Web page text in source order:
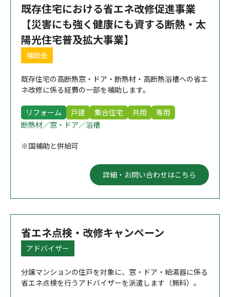
既存住宅における省エネ改修促進事業
【災害にも強く健康にも資する断熱・太
陽光住宅普及拡大事業】
補助金
既存住宅の高断熱窓・ドア・断熱材・高断熱浴槽への省エ
ネ改修に係る経費の一部を補助します。
リフォーム 戸建 集合住宅 共用
専用
断熱材／窓・ドア／浴槽
※国補助と併給可
詳細・お問い合わせはこちら
省エネ点検・改修キャンペーン
アドバイザー
分譲マンションの住戸を対象に、窓・ドア・給湯器に係る
省エネ点検を行うアドバイザーを派遣します（無料）。